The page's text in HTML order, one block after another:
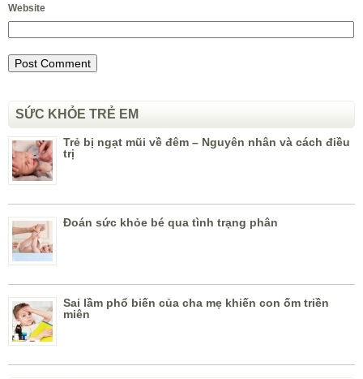
Website
SỨC KHỎE TRẺ EM
Trẻ bị ngạt mũi về đêm – Nguyên nhân và cách điều
trị
Đoán sức khỏe bé qua tình trạng phân
Sai lầm phổ biến của cha mẹ khiến con ốm triền
miên